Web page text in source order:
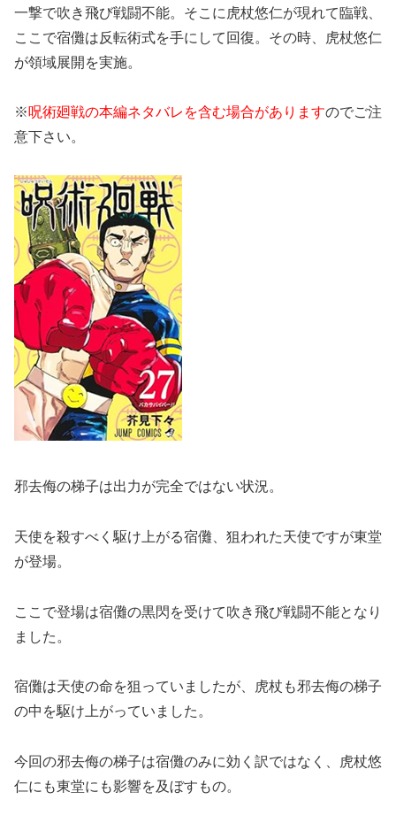
一撃で吹き飛び戦闘不能。そこに虎杖悠仁が現れて臨戦、
ここで宿儺は反転術式を手にして回復。その時、虎杖悠仁
が領域展開を実施。
※呪術廻戦の本編ネタバレを含む場合がありますのでご注
意下さい。
邪去侮の梯子は出力が完全ではない状況。
天使を殺すべく駆け上がる宿儺、狙われた天使ですが東堂
が登場。
ここで登場は宿儺の黒閃を受けて吹き飛び戦闘不能となり
ました。
宿儺は天使の命を狙っていましたが、虎杖も邪去侮の梯子
の中を駆け上がっていました。
今回の邪去侮の梯子は宿儺のみに効く訳ではなく、虎杖悠
仁にも東堂にも影響を及ぼすもの。